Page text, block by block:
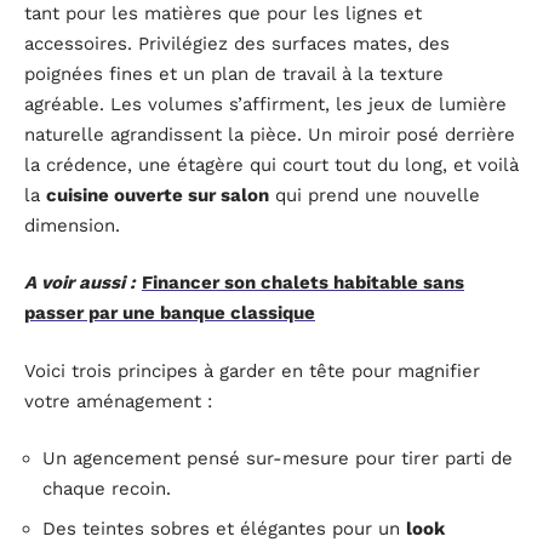
tant pour les matières que pour les lignes et
accessoires. Privilégiez des surfaces mates, des
poignées fines et un plan de travail à la texture
agréable. Les volumes s’affirment, les jeux de lumière
naturelle agrandissent la pièce. Un miroir posé derrière
la crédence, une étagère qui court tout du long, et voilà
la cuisine ouverte sur salon qui prend une nouvelle
dimension.
A voir aussi : Financer son chalets habitable sans
passer par une banque classique
Voici trois principes à garder en tête pour magnifier
votre aménagement :
Un agencement pensé sur-mesure pour tirer parti de
chaque recoin.
Des teintes sobres et élégantes pour un look